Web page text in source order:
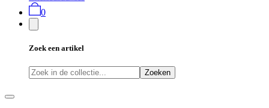
0
Zoek een artikel
Zoeken